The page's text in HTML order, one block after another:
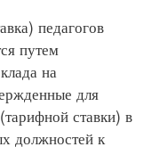
педагогов
путем
на
для
ставки) в
должностей к